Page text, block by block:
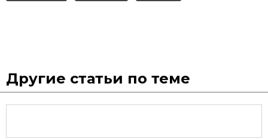
Другие статьи по теме